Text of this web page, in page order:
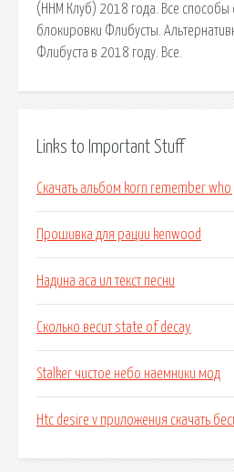
(ННМ Клуб) 2018 года. Все
блокировки Флибусты.
Флибуста в 2018 году. Все.
Links to Important Stuff
Скачать альбом korn remember
Прошивка для рации kenwood
Надина аса ил текст песни
Сколько весит state of decay
Stalker чистое небо наемники мод
Htc desire v приложения скачать